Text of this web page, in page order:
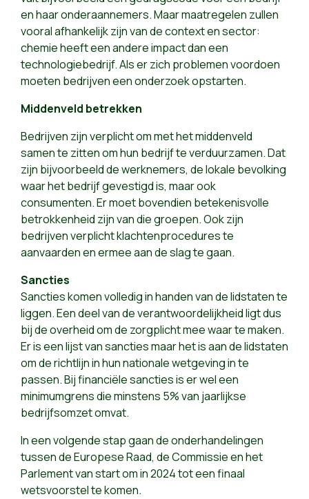
en haar onderaannemers. Maar maatregelen zullen
vooral afhankelijk zijn van de context en sector:
chemie heeft een andere impact dan een
technologiebedrijf. Als er zich problemen voordoen
moeten bedrijven een onderzoek opstarten.
Middenveld betrekken
Bedrijven zijn verplicht om met het middenveld
samen te zitten om hun bedrijf te verduurzamen. Dat
zijn bijvoorbeeld de werknemers, de lokale bevolking
waar het bedrijf gevestigd is, maar ook
consumenten. Er moet bovendien betekenisvolle
betrokkenheid zijn van die groepen. Ook zijn
bedrijven verplicht klachtenprocedures te
aanvaarden en ermee aan de slag te gaan.
Sancties
Sancties komen volledig in handen van de lidstaten te
liggen. Een deel van de verantwoordelijkheid ligt dus
bij de overheid om de zorgplicht mee waar te maken.
Er is een lijst van sancties maar het is aan de lidstaten
om de richtlijn in hun nationale wetgeving in te
passen. Bij financiële sancties is er wel een
minimumgrens die minstens 5% van jaarlijkse
bedrijfsomzet omvat.
In een volgende stap gaan de onderhandelingen
tussen de Europese Raad, de Commissie en het
Parlement van start om in 2024 tot een finaal
wetsvoorstel te komen.